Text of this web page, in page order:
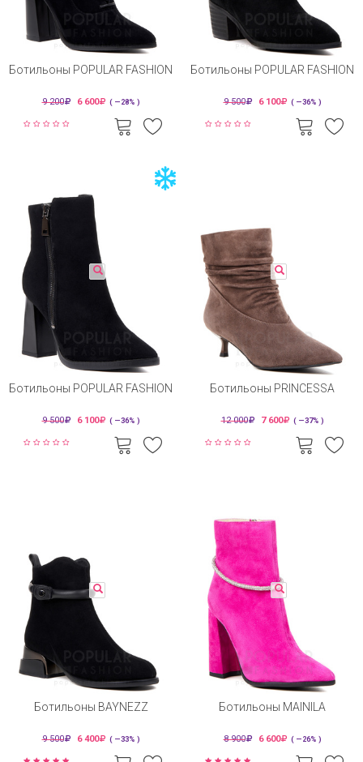
Ботильоны POPULAR FASHION
9 200 6 600 ( —28% )
Ботильоны POPULAR FASHION
9 500 6 100 ( —36% )
Ботильоны POPULAR FASHION
9 500 6 100 ( —36% )
Ботильоны PRINCESSA
12 000 7 600 ( —37% )
Ботильоны BAYNEZZ
9 500 6 400 ( —33% )
Ботильоны MAINILA
8 900 6 600 ( —26% )